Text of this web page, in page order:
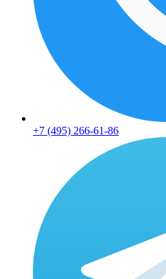
+7 (495) 266-61-86